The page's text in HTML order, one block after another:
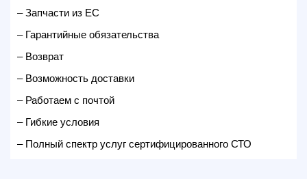
– Запчасти из ЕС
– Гарантийные обязательства
– Возврат
– Возможность доставки
– Работаем с почтой
– Гибкие условия
– Полный спектр услуг сертифицированного СТО